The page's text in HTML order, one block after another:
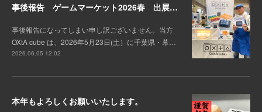
事後報告 ゲームマーケット2026春 出展しました。
事後報告になってしまい申し訳ございません。当方
OXtA cube は、2026年5月23日(土）に千葉県・幕…
2026.06.05 12:02
本年もよろしくお願いいたします。